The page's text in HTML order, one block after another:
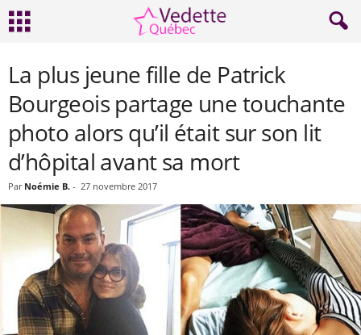
La plus jeune fille de Patrick
Bourgeois partage une touchante
photo alors qu’il était sur son lit
d’hôpital avant sa mort
Par Noémie B. - 27 novembre 2017